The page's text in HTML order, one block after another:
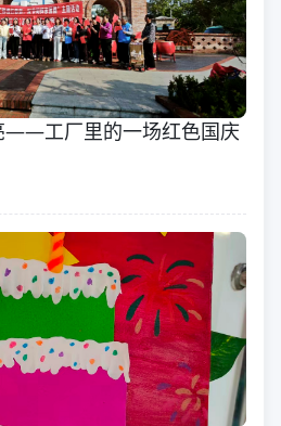
——工厂里的一场红色国庆